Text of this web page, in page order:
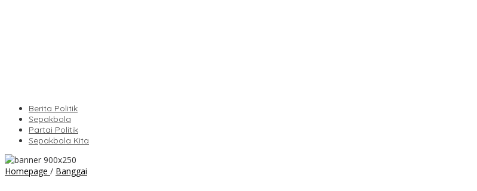
Berita Politik
Sepakbola
Partai Politik
Sepakbola Kita
Homepage / Banggai